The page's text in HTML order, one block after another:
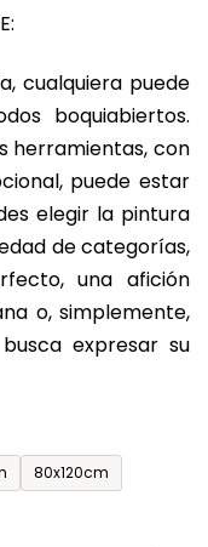
cualquiera puede
boquiabiertos.
herramientas, con
puede estar
elegir la pintura
de categorías,
una afición
o, simplemente,
expresar su
80x120cm